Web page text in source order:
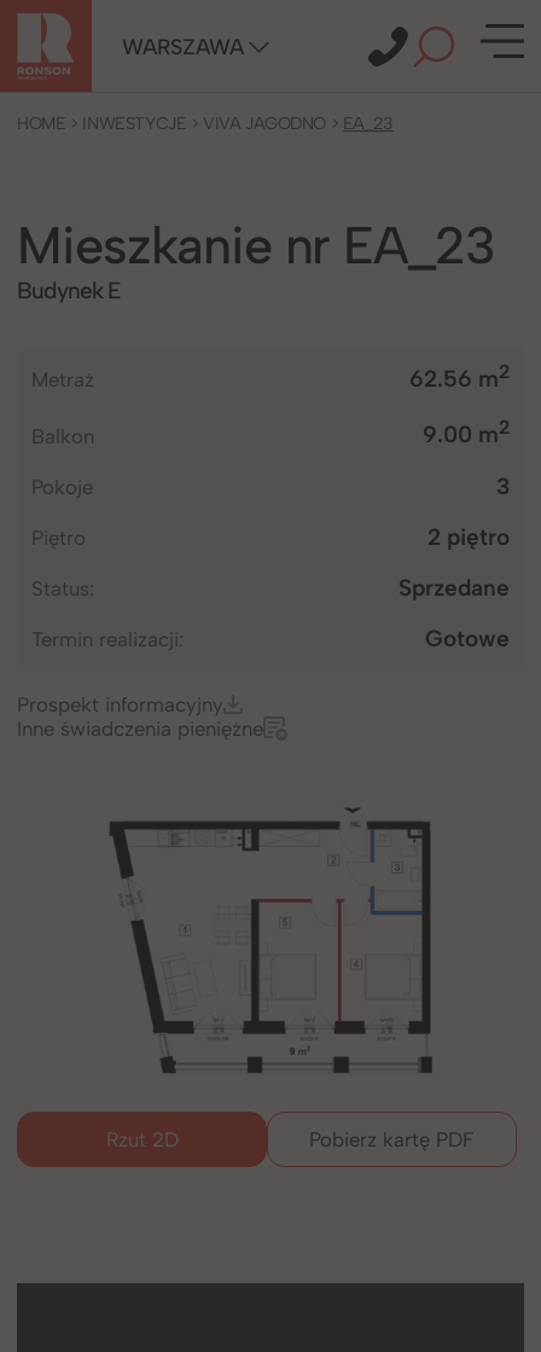
WARSZAWA
HOME > INWESTYCJE > VIVA JAGODNO > EA_23
Mieszkanie nr EA_23
Budynek E
metraż 62.56 m2
Balkon 9.00 m2
piętro 2 piętro
pokoje 3
Status Sprzedane
Termin realizacji Gotowe
Prospekt informacyjny
Inne świadczenia pieniężne
Rzut 2D Pobierz kartę PDF